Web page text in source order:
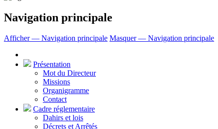
Navigation principale
Afficher — Navigation principale Masquer — Navigation principale
Présentation
Mot du Directeur
Missions
Organigramme
Contact
Cadre réglementaire
Dahirs et lois
Décrets et Arrêtés